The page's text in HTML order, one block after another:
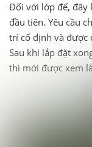
Đối với lớp đế, đây
đầu tiên. Yêu cầu
trí cố định và được
Sau khi lắp đặt
thì mới được xem